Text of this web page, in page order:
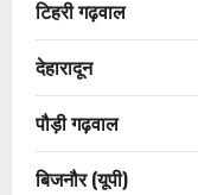
टिहरी गढ़वाल
देहारादून
पौड़ी गढ़वाल
बिजनौर (यूपी)